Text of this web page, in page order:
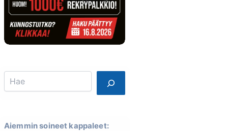
Search
Aiemmin soineet kappaleet: